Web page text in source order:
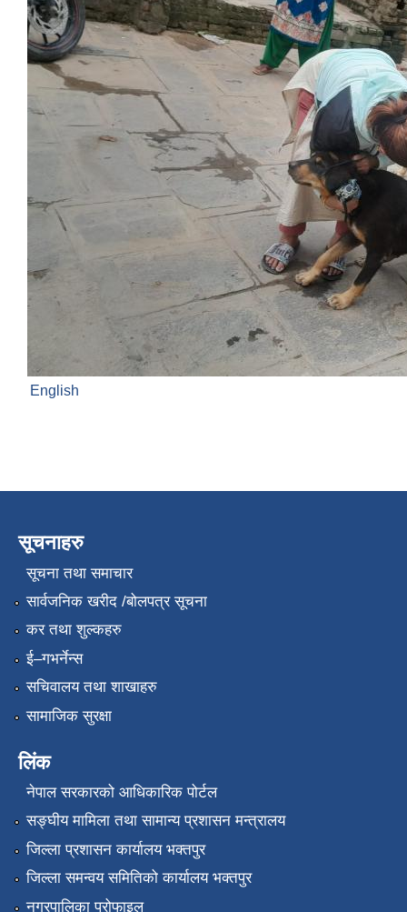
English
सूचनाहरु
सूचना तथा समाचार
सार्वजनिक खरीद /बोलपत्र सूचना
कर तथा शुल्कहरु
ई–गभर्नेन्स
सचिवालय तथा शाखाहरु
सामाजिक सुरक्षा
लिंक
नेपाल सरकारको आधिकारिक पोर्टल
सङ्‍घीय मामिला तथा सामान्य प्रशासन मन्त्रालय
जिल्ला प्रशासन कार्यालय भक्तपुर
जिल्ला समन्वय समितिको कार्यालय भक्तपुर
नगरपालिका प्रोफाइल